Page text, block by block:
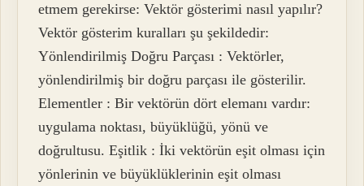
etmem gerekirse: Vektör gösterimi nasıl yapılır?
Vektör gösterim kuralları şu şekildedir:
Yönlendirilmiş Doğru Parçası : Vektörler,
yönlendirilmiş bir doğru parçası ile gösterilir.
Elementler : Bir vektörün dört elemanı vardır:
uygulama noktası, büyüklüğü, yönü ve
doğrultusu. Eşitlik : İki vektörün eşit olması için
yönlerinin ve büyüklüklerinin eşit olması